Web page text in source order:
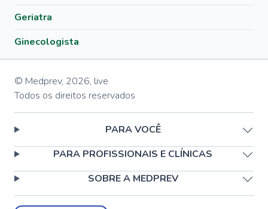
Geriatra
Ginecologista
© Medprev, 2026, live
Todos os direitos reservados
PARA VOCÊ
PARA PROFISSIONAIS E CLÍNICAS
SOBRE A MEDPREV